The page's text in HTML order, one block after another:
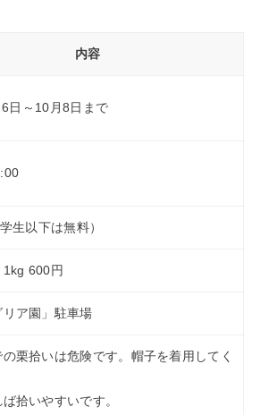
内容
日～10月8日まで
生以下は無料）
600円
リア園」駐車場
栗拾いは危険です。帽子を着用してく
拾いやすいです。